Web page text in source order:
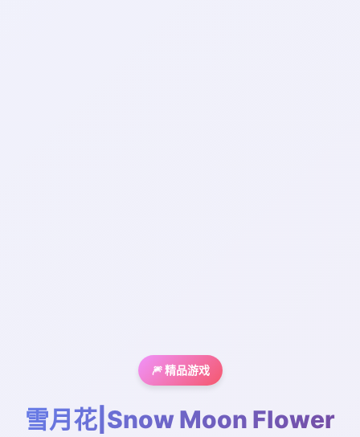
🎆 精品游戏
雪月花|Snow Moon Flower